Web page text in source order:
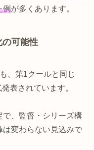
例が多くあります。
の可能性
、第1クールと同じ
表されています。
、監督・シリーズ構
は変わらない見込みで